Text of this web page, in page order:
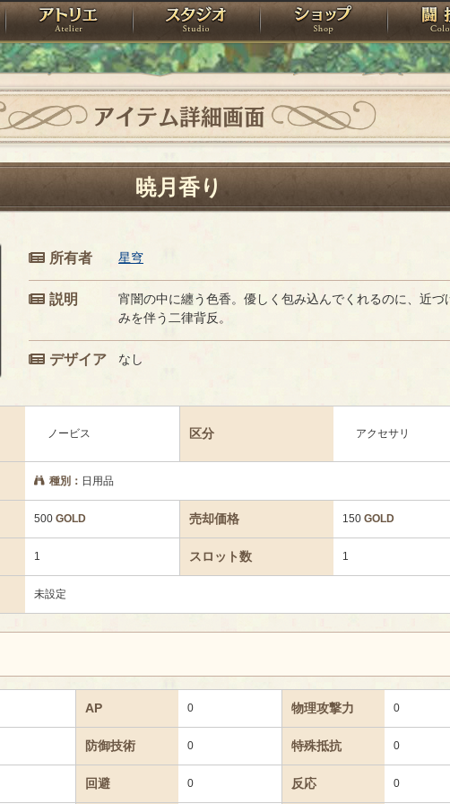
ローレット アトリエ スタジオ ショップ
アイテム詳細画面
暁月香り
所有者 星穹
説明
宵闇の中に纏う色香。優しく包み込んでくれるのに、近づ
みを伴う二律背反。
デザイア なし
ノービス 区分 アクセサリ
種別： 日用品
500 GOLD 売却価格 150 GOLD
1 スロット数 1
未設定
AP 0 物理攻撃力 0
防御技術 0 特殊抵抗 0
回避 0 反応 0